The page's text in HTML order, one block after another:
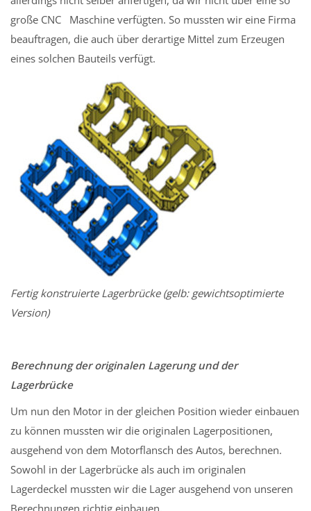
große CNC ­ ­ Maschine verfügten. So mussten wir eine Firma
beauftragen, die auch über derartige Mittel zum Erzeugen
eines solchen Bauteils verfügt.
Fertig konstruierte Lagerbrücke (gelb: gewichtsoptimierte
Version)
Berechnung der originalen Lagerung und der
Lagerbrücke
Um nun den Motor in der gleichen Position wieder einbauen
zu können mussten wir die originalen Lagerpositionen,
ausgehend von dem Motorflansch des Autos, berechnen.
Sowohl in der Lagerbrücke als auch im originalen
Lagerdeckel mussten wir die Lager ausgehend von unseren
Berechnungen richtig einbauen.